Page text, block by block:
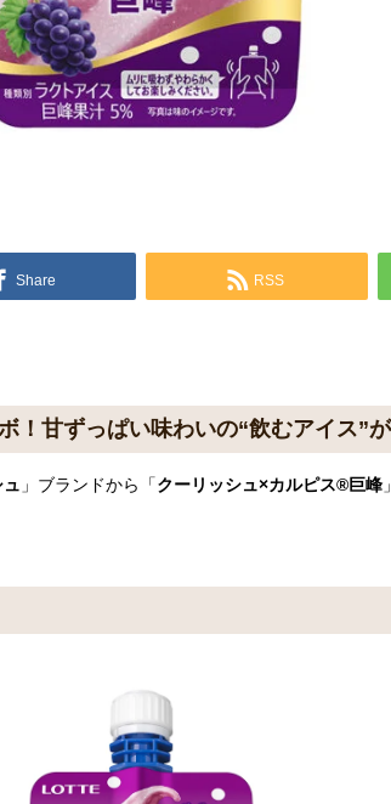
Share RSS
！甘ずっぱい味わいの“飲むアイス”が
」ブランドから「クーリッシュ×カルピス®巨峰